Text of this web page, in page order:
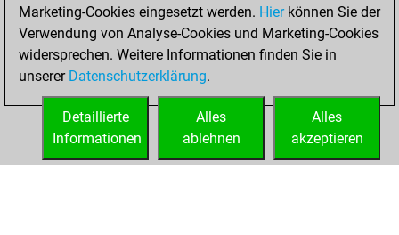
Mittwoch,
August 27, 2025
You created
your Fritz account
Marketing-Cookies eingesetzt werden. Hierkönnen Sie der
Verwendung von Analyse-Cookies und Marketing-Cookies
widersprechen. Weitere Informationen finden Sie in
unserer Datenschutzerklärung.
Alles
akzeptieren
Alles
ablehnen
Detaillierte
Informationen